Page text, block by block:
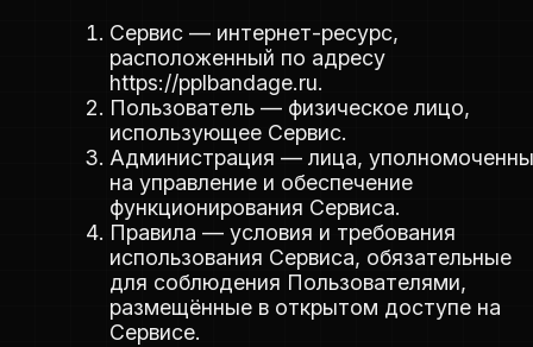
Сервис — интернет-ресурс,
расположенный по адресу
https://pplbandage.ru.
Пользователь — физическое лицо,
использующее Сервис.
Администрация — лица,
на управление и обеспечение
функционирования Сервиса.
Правила — условия и требования
использования Сервиса, обязательные
для соблюдения Пользователями,
размещённые в открытом доступе на
Сервисе.